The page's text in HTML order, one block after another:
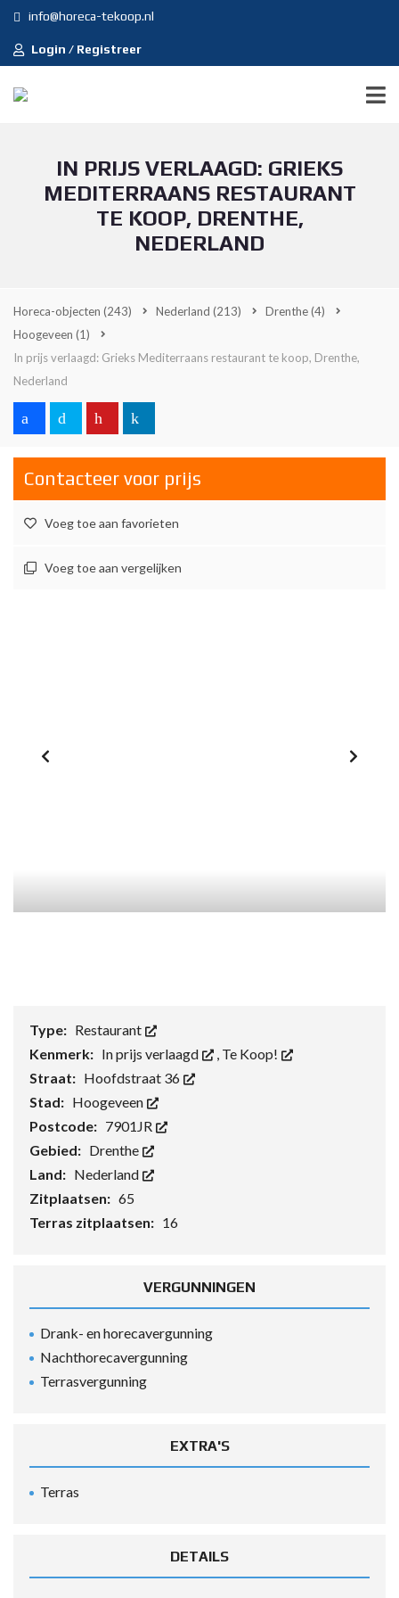
info@horeca-tekoop.nl
Login / Registreer
IN PRIJS VERLAAGD: GRIEKS
MEDITERRAANS RESTAURANT
TE KOOP, DRENTHE,
NEDERLAND
Horeca-objecten (243) Nederland (213) Drenthe(4)
Hoogeveen (1)
In prijs verlaagd: Grieks Mediterraans restaurant te koop, Drenthe,
Nederland
Contacteer voor prijs
Voeg toe aan favorieten
Voeg toe aan vergelijken
Type: Restaurant
Kenmerk: In prijs verlaagd , Te Koop!
Straat: Hoofdstraat 36
Stad: Hoogeveen
Postcode: 7901JR
Gebied: Drenthe
Land: Nederland
Zitplaatsen: 65
Terras zitplaatsen: 16
VERGUNNINGEN
Drank- en horecavergunning
Nachthorecavergunning
Terrasvergunning
EXTRA'S
Terras
DETAILS